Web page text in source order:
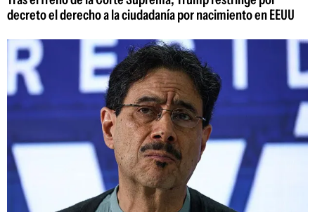
decreto el derecho a la ciudadanía por nacimiento en EEUU